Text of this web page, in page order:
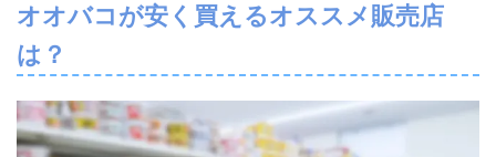
オオバコが安く買えるオススメ販売店
は？